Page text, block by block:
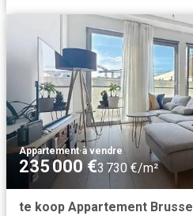
Appartement·à vendre
235 000 €3 730 €/m²
te koop Appartement Brussel